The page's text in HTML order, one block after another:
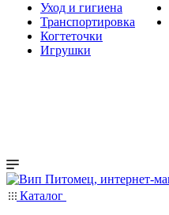
Уход и гигиена
Транспортировка
Когтеточки
Игрушки
Каталог